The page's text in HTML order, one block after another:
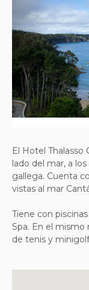
Previous
El Hotel Thalasso
lado del mar, a
gallega. Cuenta
vistas al mar
Tiene con
Spa. En el mismo
de tenis y